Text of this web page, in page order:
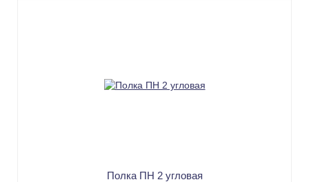
Полка ПН 2 угловая